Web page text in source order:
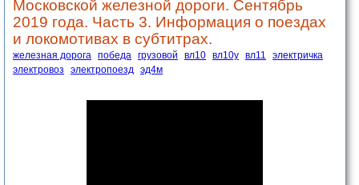
Московской железной дороги. Сентябрь
2019 года. Часть 3. Информация о поездах
и локомотивах в субтитрах.
железная дорога победа грузовой вл10 вл10у вл11
электричка
электровоз
электропоезд эд4м